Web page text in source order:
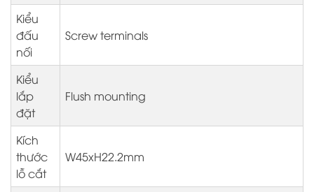
Kiểu
đấu
nối
Screw terminals
Kiểu
lắp
đặt
Flush mounting
Kích
thước
lỗ cắt
W45xH22.2mm